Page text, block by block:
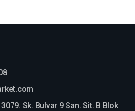
Sk. Bulvar 9 San. Sit. B Blok